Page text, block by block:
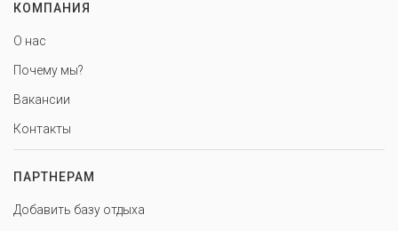
КОМПАНИЯ
О нас
Почему мы?
Вакансии
Контакты
ПАРТНЕРАМ
Добавить базу отдыха